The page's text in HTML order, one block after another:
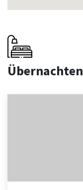
Übernachten